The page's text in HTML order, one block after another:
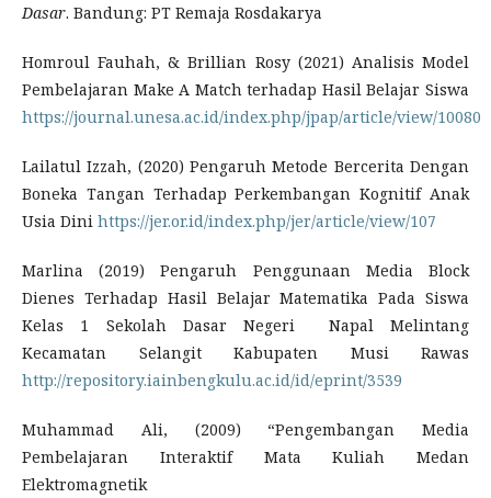
Dasar. Bandung: PT Remaja Rosdakarya
Homroul Fauhah, & Brillian Rosy (2021) Analisis Model
Pembelajaran Make A Match terhadap Hasil Belajar Siswa
https://journal.unesa.ac.id/index.php/jpap/article/view/10080
Lailatul Izzah, (2020) Pengaruh Metode Bercerita Dengan
Boneka Tangan Terhadap Perkembangan Kognitif Anak
Usia Dini https://jer.or.id/index.php/jer/article/view/107
Marlina (2019) Pengaruh Penggunaan Media Block
Dienes Terhadap Hasil Belajar Matematika Pada Siswa
Kelas 1 Sekolah Dasar Negeri Napal Melintang
Kecamatan Selangit Kabupaten Musi Rawas
http://repository.iainbengkulu.ac.id/id/eprint/3539
Muhammad Ali, (2009) “Pengembangan Media
Pembelajaran Interaktif Mata Kuliah Medan
Elektromagnetik